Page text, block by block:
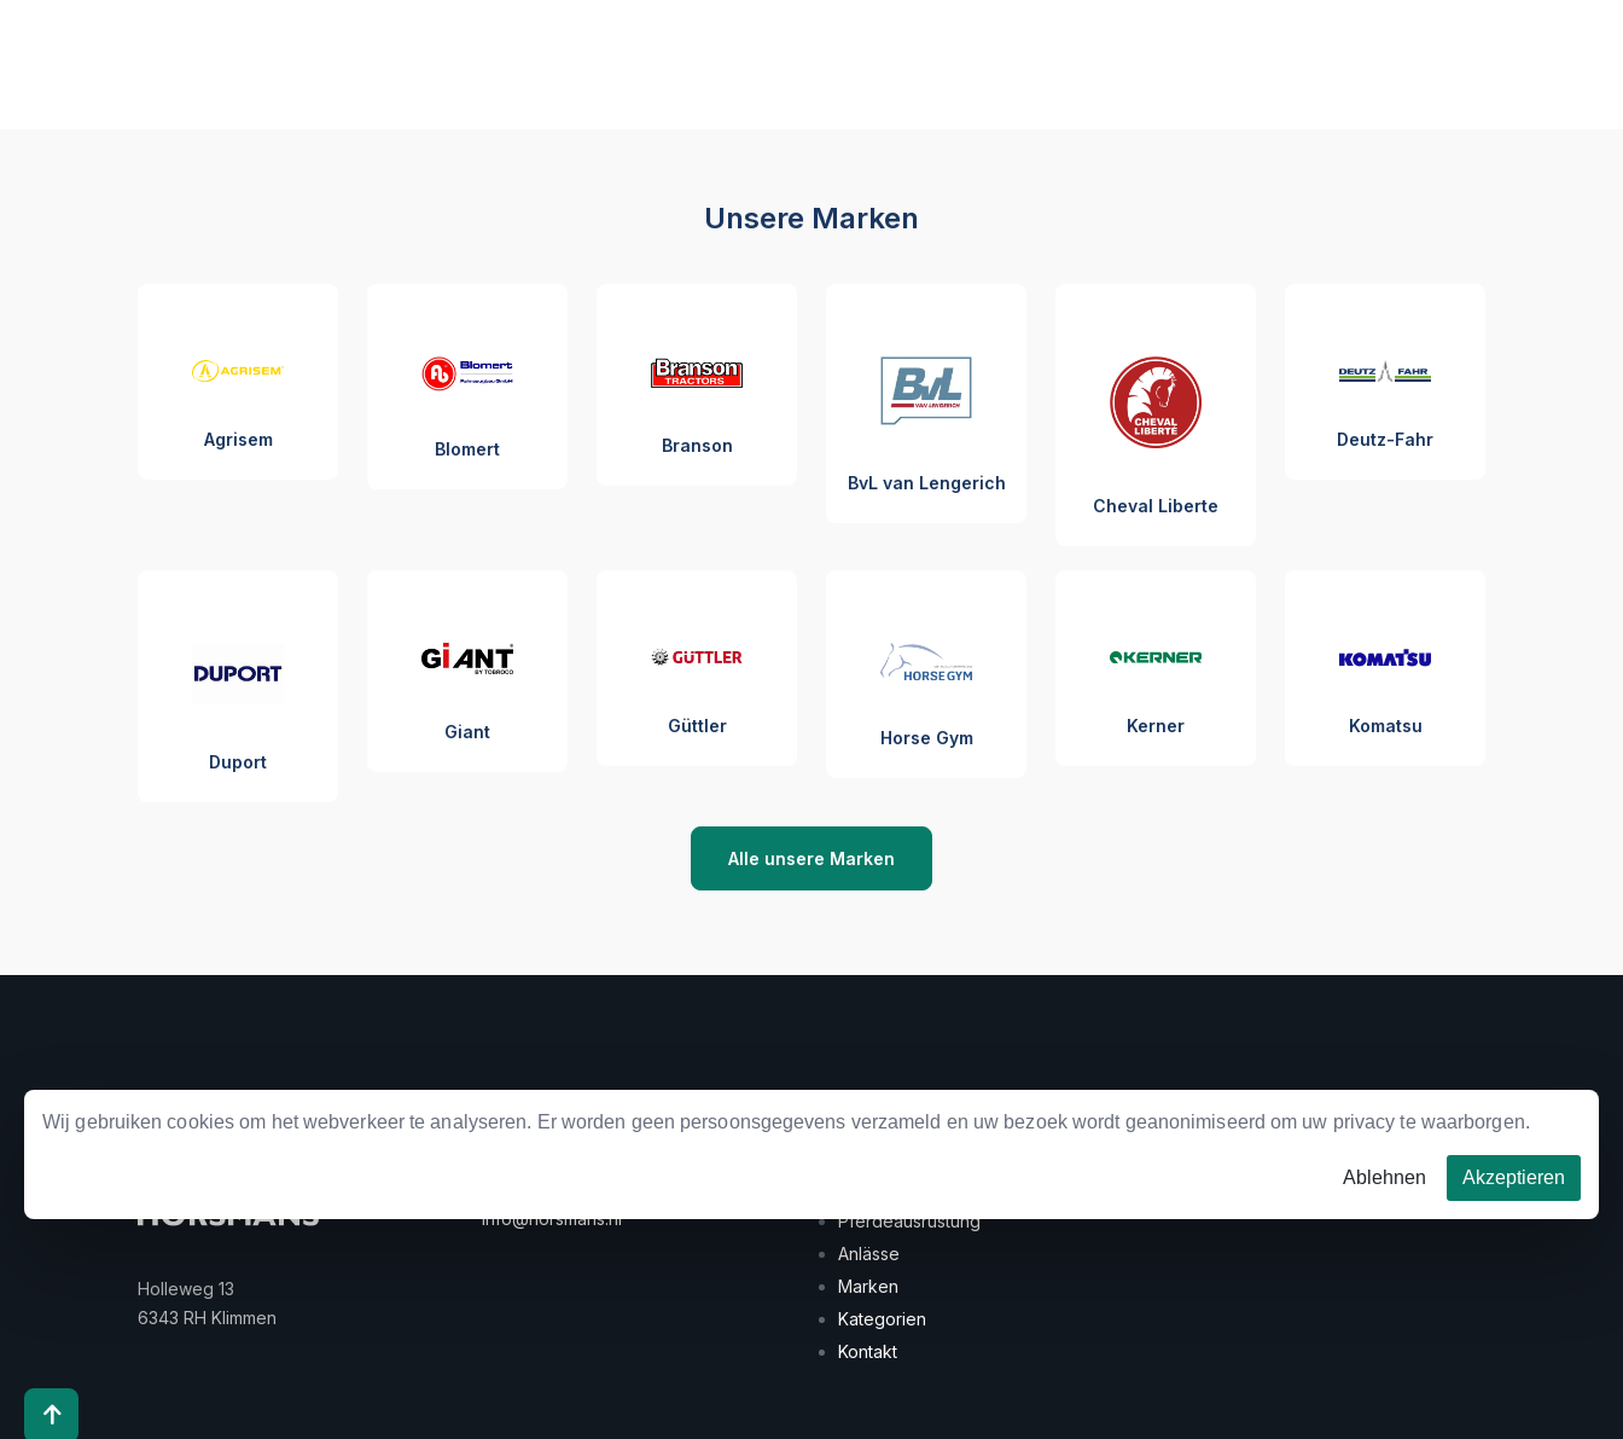
Wij gebruiken cookies om het webverkeer te analyseren. Er worden geen persoonsgegevens verzameld en uw bezoek wordt geanonimiseerd om uw privacy te waarborgen.
Ablehnen Akzeptieren
Unsere Marken
Agrisem Blomert
Branson
BvL van Lengerich
Cheval Liberte
Deutz-Fahr
Duport
Giant Güttler
Horse Gym
Kerner Komatsu
Alle unsere Marken
Holleweg 13
6343 RH Klimmen
info@horsmans.nl
Pferdeausrüstung
Anlässe
Marken
Kategorien
Kontakt